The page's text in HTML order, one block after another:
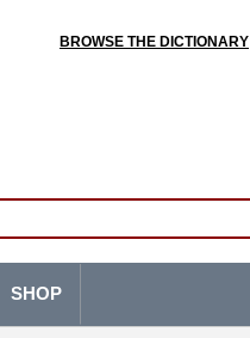
BROWSE THE DICTIONARY
SHOP